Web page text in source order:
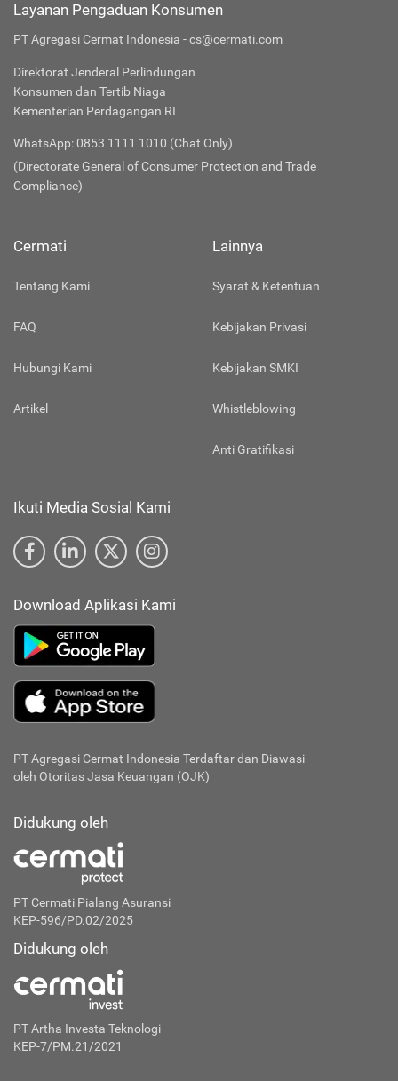
Layanan Pengaduan Konsumen
PT Agregasi Cermat Indonesia - cs@cermati.com
Direktorat Jenderal Perlindungan
Konsumen dan Tertib Niaga
Kementerian Perdagangan RI
WhatsApp: 0853 1111 1010 (Chat Only)
(Directorate General of Consumer Protection and Trade
Compliance)
Cermati
Tentang Kami
FAQ
Hubungi Kami
Artikel
Lainnya
Syarat & Ketentuan
Kebijakan Privasi
Kebijakan SMKI
Whistleblowing
Anti Gratifikasi
Ikuti Media Sosial Kami
Download Aplikasi Kami
PT Agregasi Cermat Indonesia Terdaftar dan Diawasi
oleh Otoritas Jasa Keuangan (OJK)
Didukung oleh
PT Cermati Pialang Asuransi
KEP-596/PD.02/2025
Didukung oleh
PT Artha Investa Teknologi
KEP-7/PM.21/2021